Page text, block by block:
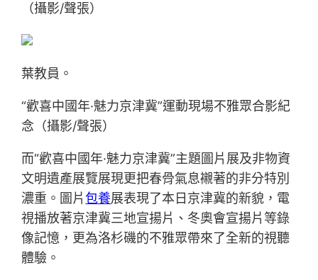
（攝影/聲張）
葉教員。
“歡喜中國年·魅力京津冀”運動現場不雅眾合影紀
念（攝影/聲張）
而“歡喜中國年·魅力京津冀”主題圖片展及非物資
文明遺產展覽展現更把春骨氣息襯著的非分特別
濃重。圖片包養展表現了本日京津冀的新貌，電
視播放著京津冀三地宣揚片、冬奧會宣揚片等錄
像記憶，更為洛杉磯的不雅眾帶來了全新的視聽
體驗。